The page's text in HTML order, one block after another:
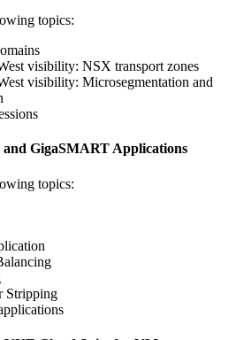
topics:
visibility: NSX transport zones
visibility: Microsegmentation and
GigaSMART Applications
topics:
Stripping